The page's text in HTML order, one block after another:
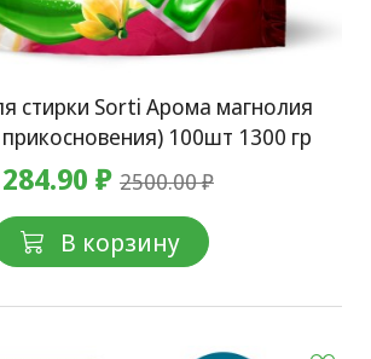
стирки Sorti Арома магнолия
100шт 1300 гр
₽ 2500.00 ₽
В корзину